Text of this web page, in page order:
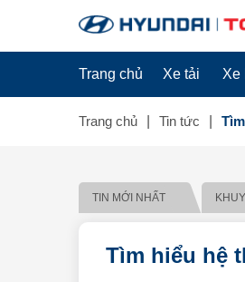
Trang chủ Xe tải Xe
Trang chủ Tin tức
TIN MỚI NHẤT
Tìm hiểu hệ